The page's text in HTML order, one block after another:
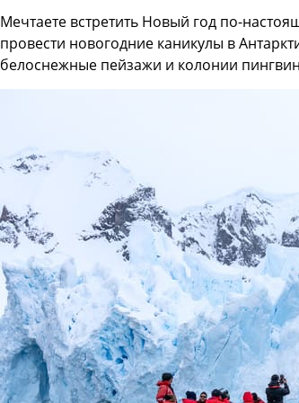
Мечтаете встретить Новый год по-
провести новогодние каникулы в
белоснежные пейзажи и колонии